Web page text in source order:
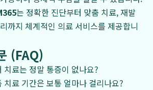
는 정확한 진단부터 맞춤 치료, 재발
까지 체계적인 의료 서비스를 제공합니
(FAQ)
치료는 정말 통증이 없나요?
치료 기간은 보통 얼마나 걸리나요?